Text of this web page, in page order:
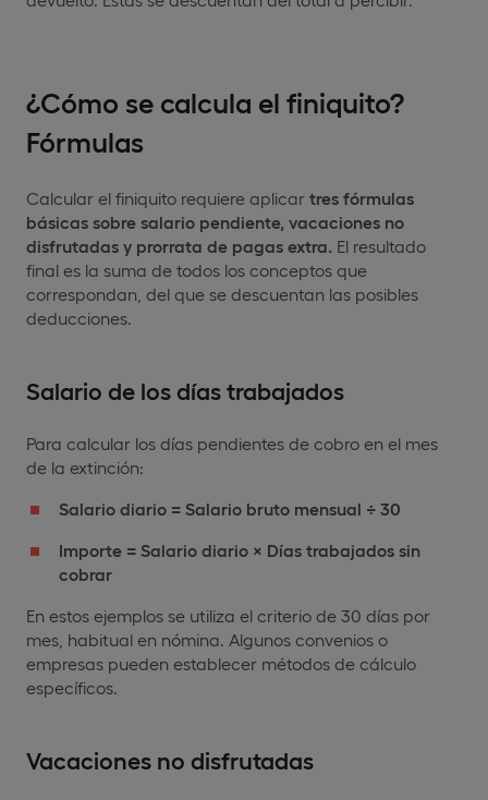
¿Cómo se calcula el finiquito?
Fórmulas
Calcular el finiquito requiere aplicar tres fórmulas
básicas sobre salario pendiente, vacaciones no
disfrutadas y prorrata de pagas extra. El resultado
final es la suma de todos los conceptos que
correspondan, del que se descuentan las posibles
deducciones.
Salario de los días trabajados
Para calcular los días pendientes de cobro en el mes
de la extinción:
Salario diario = Salario bruto mensual ÷ 30
Importe = Salario diario × Días trabajados sin
cobrar
En estos ejemplos se utiliza el criterio de 30 días por
mes, habitual en nómina. Algunos convenios o
empresas pueden establecer métodos de cálculo
específicos.
Vacaciones no disfrutadas